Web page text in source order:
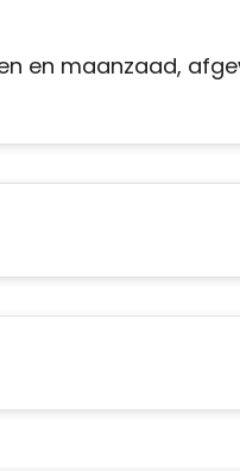
en maanzaad,